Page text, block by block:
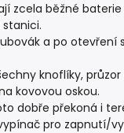
zcela běžné
a po otevření
knoflíky, průzor
kovovou oskou.
dobře překoná i
pro zapnutí/